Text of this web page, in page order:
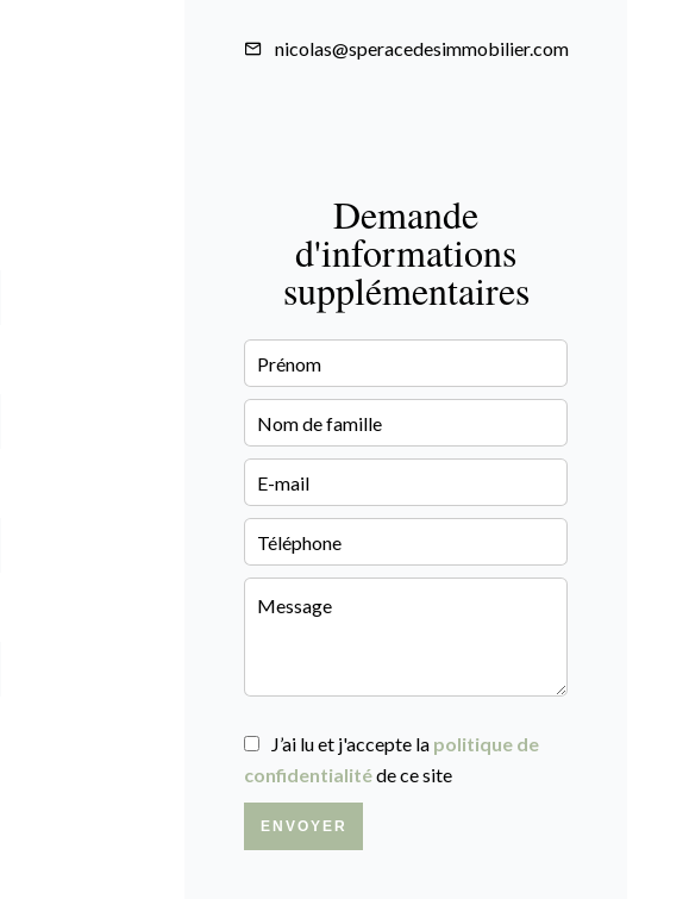
nicolas@speracedesimmobilier.com
Demande
d'informations
supplémentaires
J’ai lu et j'accepte la politique de
confidentialitéde ce site
ENVOYER